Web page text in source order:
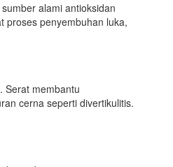
alami antioksidan
proses penyembuhan luka,
Serat membantu
cerna seperti divertikulitis.